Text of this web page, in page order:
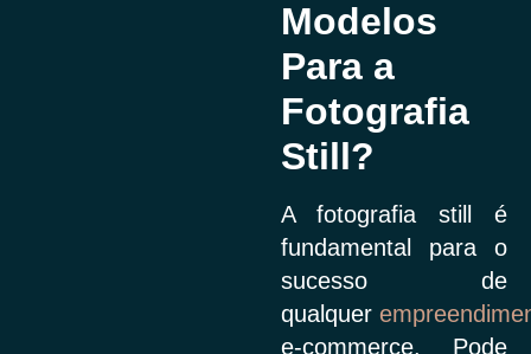
Modelos
Para a
Fotografia
Still?
A fotografia still é
fundamental para o
sucesso de
qualquer
e-commerce. Pode